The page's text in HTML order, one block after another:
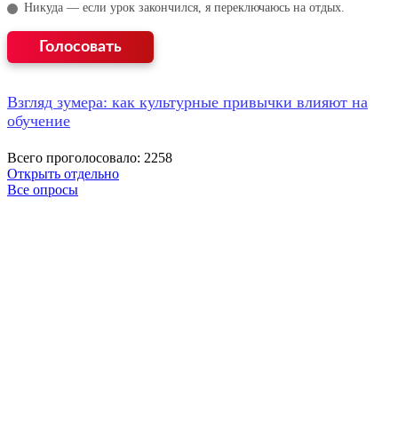
Никуда — если урок закончился, я переключаюсь на отдых.
Взгляд зумера: как культурные привычки влияют на
обучение
Всего проголосовало: 2258
Открыть отдельно
Все опросы